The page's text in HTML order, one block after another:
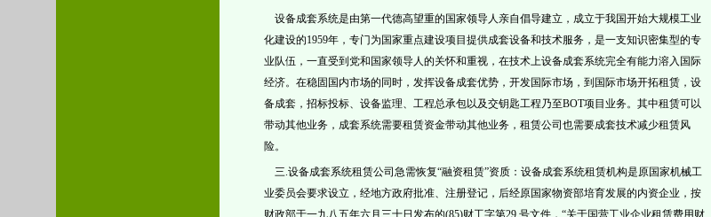
设备成套系统是由第一代德高望重的国家领导人亲自倡导建立，成立于我国开始大规模工业
化建设的1959年，专门为国家重点建设项目提供成套设备和技术服务，是一支知识密集型的专
业队伍，一直受到党和国家领导人的关怀和重视，在技术上设备成套系统完全有能力溶入国际
经济。在稳固国内市场的同时，发挥设备成套优势，开发国际市场，到国际市场开拓租赁，设
备成套，招标投标、设备监理、工程总承包以及交钥匙工程乃至BOT项目业务。其中租赁可以
带动其他业务，成套系统需要租赁资金带动其他业务，租赁公司也需要成套技术减少租赁风
险。
三.设备成套系统租赁公司急需恢复“融资租赁”资质： 设备成套系统租赁机构是原国家机械工
业委员会要求设立，经地方政府批准、注册登记，后经原国家物资部培育发展的内资企业，按
财政部于一九八五年六月三十日 发布的(85)财工字第29 号文件，“关于国营工业企业租赁费用财